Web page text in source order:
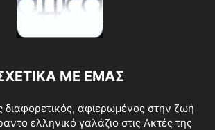
ΜΕ ΕΜΑΣ
διαφορετικός, αφιερωμένος στην ζωή
ελληνικό γαλάζιο στις Ακτές της